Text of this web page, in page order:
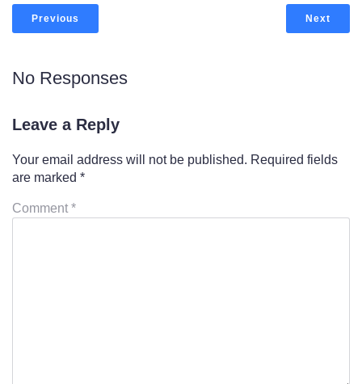
Previous Next
No Responses
Leave a Reply
Your email address will not be published. Required fields
are marked *
Comment *